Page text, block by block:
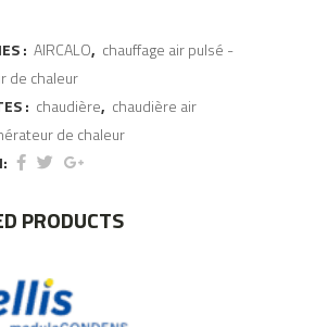
: AIRCALO, chauffage air pulsé -
de chaleur
: chaudière, chaudière air
de chaleur
PRODUCTS